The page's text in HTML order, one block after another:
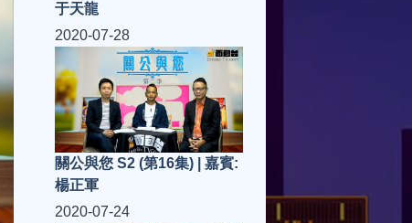
于天龍
2020-07-28
關公與您 S2 (第16集) | 嘉賓:
楊正軍
2020-07-24